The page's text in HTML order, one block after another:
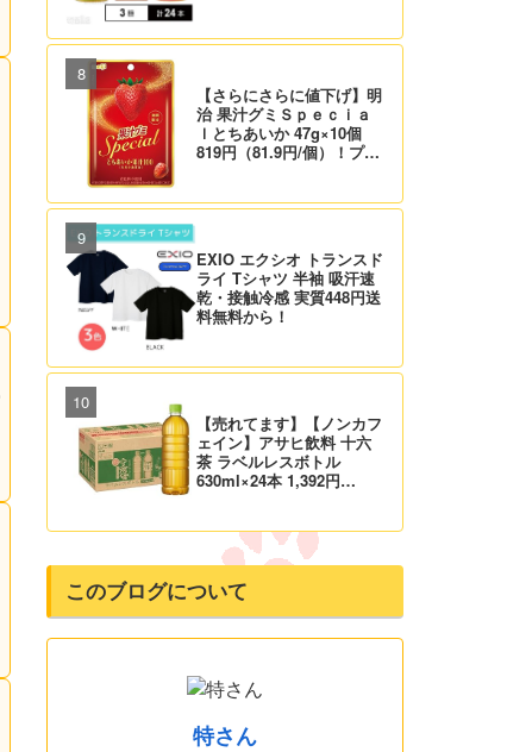
【さらにさらに値下げ】明
治 果汁グミＳｐｅｃｉａ
ｌとちあいか 47g×10個
819円（81.9円/個）！プラ
EXIO エクシオ トランスド
ライ Tシャツ 半袖 吸汗速
乾・接触冷感 実質448円送
料無料から！
【売れてます】【ノンカフ
ェイン】アサヒ飲料 十六
茶 ラベルレスボトル
630ml×24本 1,392円
が届くかも】
このブログについて
特さん